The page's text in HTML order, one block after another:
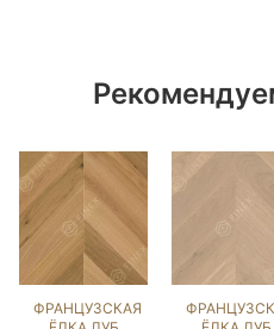
ФРАНЦУЗСКАЯ